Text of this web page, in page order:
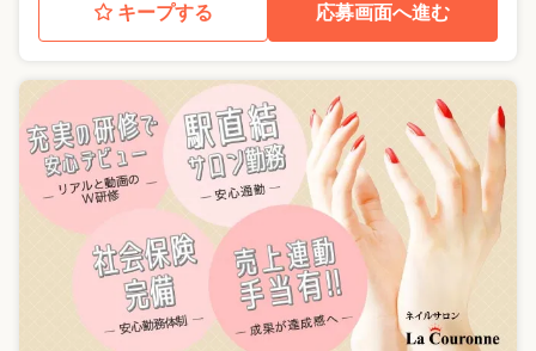
キープする 応募画面へ進む